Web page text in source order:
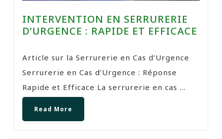
INTERVENTION EN SERRURERIE
D’URGENCE : RAPIDE ET EFFICACE
Article sur la Serrurerie en Cas d’Urgence
Serrurerie en Cas d’Urgence : Réponse
Rapide et Efficace La serrurerie en cas ...
Read More